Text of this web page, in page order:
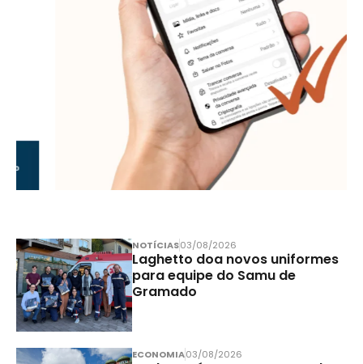
NOTÍCIAS03/08/2026
Laghetto doa novos uniformes
para equipe do Samu de
Gramado
ECONOMIA03/08/2026